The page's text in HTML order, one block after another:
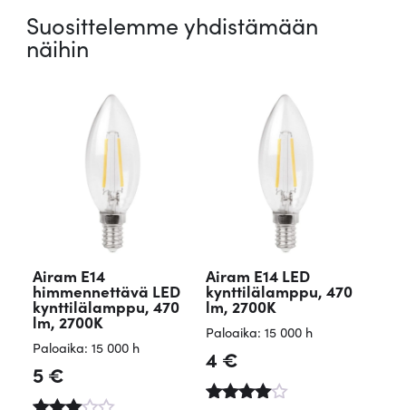
Suosittelemme yhdistämään
näihin
Airam E14
himmennettävä LED
kynttilälamppu, 470
lm, 2700K
Paloaika: 15 000 h
5€
Airam E14 LED
kynttilälamppu, 470
lm, 2700K
Paloaika: 15 000 h
4 €